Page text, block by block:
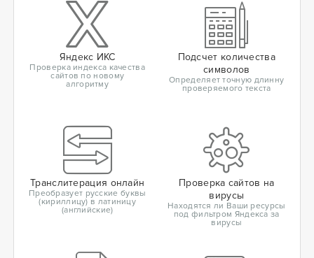
Яндекс ИКС
Проверка индекса качества
сайтов по новому
алгоритму
Подсчет количества
символов
Определяет точную длинну
проверяемого текста
Транслитерация онлайн
Преобразует русские буквы
(кириллицу) в латиницу
(английские)
Проверка сайтов на
вирусы
Находятся ли Ваши ресурсы
под фильтром Яндекса за
вирусы